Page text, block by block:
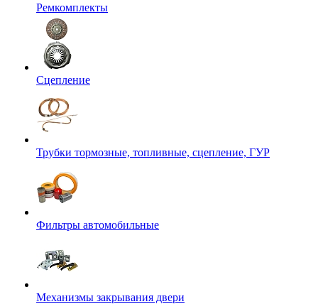
Ремкомплекты
Сцепление
Трубки тормозные, топливные, сцепление, ГУР
Фильтры автомобильные
Механизмы закрывания двери